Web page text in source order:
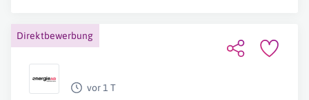
Direktbewerbung
vor 1 T